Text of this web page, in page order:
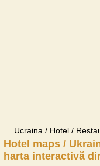
Ucraina / Hotel /
Hotel maps /
harta interactivă